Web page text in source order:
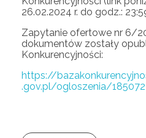
26.02.2024 r. do godz.:
Zapytanie ofertowe nr 6/
dokumentów zostały
Konkurencyjności:
https://
.gov.pl/ogloszenia/185072